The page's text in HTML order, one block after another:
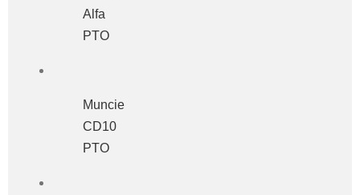
Alfa
PTO
Muncie
CD10
PTO